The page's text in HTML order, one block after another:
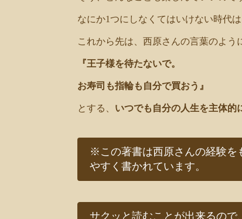
なにか1つにしなくてはいけない時代は
これから先は、西原さんの言葉のよう
『王子様を待たないで。
お寿司も指輪も自分で買おう』
とする、 いつでも自分の人生を主体的
※この著書は西原さんの経験を
やすく書かれています。
サクッと読むことが出来るので